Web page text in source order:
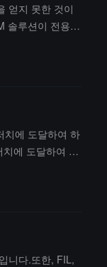
얻지 못한 것이
솔루션이 전용
니다; 4. 검토 기
치에 도달하여 하
에 도달하여 하
니다.또한, FIL,